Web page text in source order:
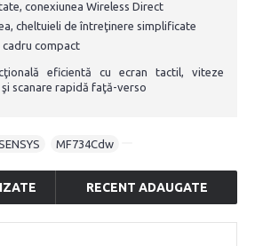
conexiunea Wireless Direct
cheltuieli de întreţinere simplificate
cadru compact
eficientă cu ecran tactil, viteze
scanare rapidă faţă-verso
MF734Cdw
RECENT ADAUGATE